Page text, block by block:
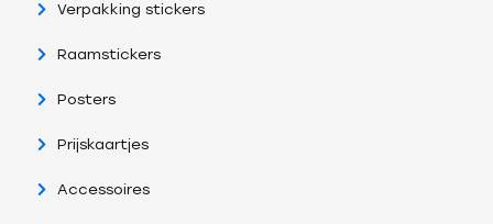
Verpakking stickers
Raamstickers
Posters
Prijskaartjes
Accessoires